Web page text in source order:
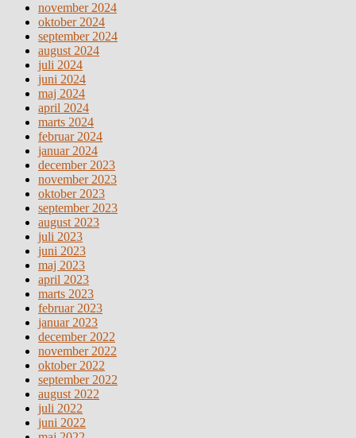
november 2024
oktober 2024
september 2024
august 2024
juli 2024
juni 2024
maj 2024
april 2024
marts 2024
februar 2024
januar 2024
december 2023
november 2023
oktober 2023
september 2023
august 2023
juli 2023
juni 2023
maj 2023
april 2023
marts 2023
februar 2023
januar 2023
december 2022
november 2022
oktober 2022
september 2022
august 2022
juli 2022
juni 2022